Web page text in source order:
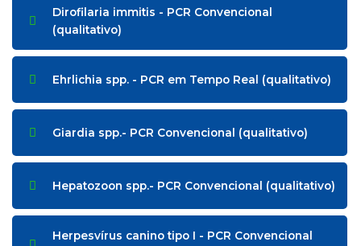
Dirofilaria immitis - PCR Convencional
(qualitativo)
Ehrlichia spp. - PCR em Tempo Real (qualitativo)
Giardia spp.- PCR Convencional (qualitativo)
Hepatozoon spp.- PCR Convencional (qualitativo)
Herpesvírus canino tipo I - PCR Convencional